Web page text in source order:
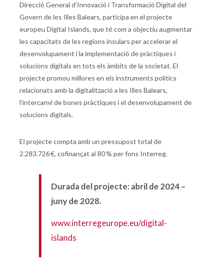
Direcció General d’Innovació i Transformació Digital del
Govern de les Illes Balears, participa en el projecte
europeu Digital Islands, que té com a objectiu augmentar
les capacitats de les regions insulars per accelerar el
desenvolupament i la implementació de pràctiques i
solucions digitals en tots els àmbits de la societat. El
projecte promou millores en els instruments polítics
relacionats amb la digitalització a les Illes Balears,
l’intercanvi de bones pràctiques i el desenvolupament de
solucions digitals.
El projecte compta amb un pressupost total de
2.283.726 €, cofinançat al 80 % per fons Interreg.
Durada del projecte: abril de 2024 –
juny de 2028.
www.interregeurope.eu/digital-
islands